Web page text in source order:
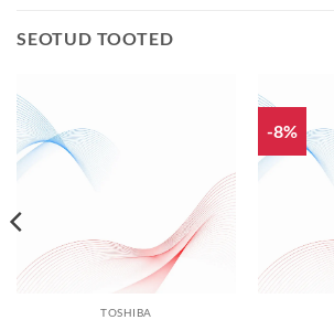
SEOTUD TOOTED
TOSHIBA
-8%